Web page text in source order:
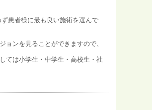
患者様に最も良い施術を選んで
ンを見ることができますので、
ては小学生・中学生・高校生・社